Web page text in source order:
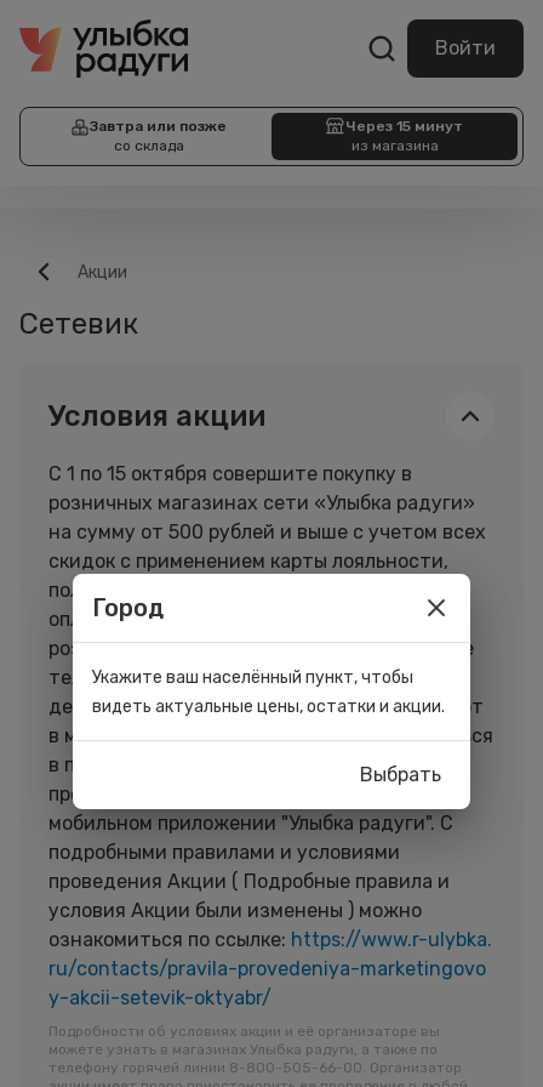
Войти
Завтра или позже
со склада
Через 15 минут
из магазина
Акции
Сетевик
Условия акции
С 1 по 15 октября совершите покупку в
розничных магазинах сети «Улыбка радуги»
на сумму от 500 рублей и выше с учетом всех
скидок с применением карты лояльности,
получите у кассира чек, подтверждающий
оплату, одну скретч-карту и участвуйте в
розыгрыше призов. Главный приз – яблочные
телефоны самой последней модели! Акция
действует при условии наличия скретч-карт
в магазине. Скидками можно воспользоваться
в период с 16 по 31 октября. Акция не
проводится в интернет-магазине и
мобильном приложении "Улыбка радуги". С
подробными правилами и условиями
проведения Акции ( Подробные правила и
условия Акции были изменены ) можно
ознакомиться по ссылке: https://www.r-ulybka.
ru/contacts/pravila-provedeniya-marketingovo
y-akcii-setevik-oktyabr/
Подробности об условиях акции и её организаторе вы
можете узнать в магазинах Улыбка радуги, а также по
телефону горячей линии 8-800-505-66-00. Организатор
Город
Укажите ваш населённый пункт, чтобы
видеть актуальные цены, остатки и акции.
Выбрать